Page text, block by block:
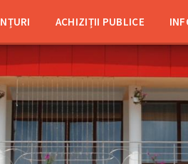
ACHIZIȚII PUBLICE